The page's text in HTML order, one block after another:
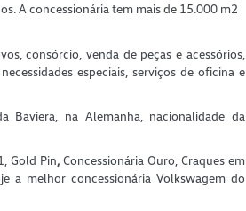
A concessionária tem mais de 15.000 m2
consórcio, venda de peças e acessórios,
especiais, serviços de oficina e
na Alemanha, nacionalidade da
Gold Pin,Concessionária Ouro, Craques em
a melhor concessionária Volkswagem do